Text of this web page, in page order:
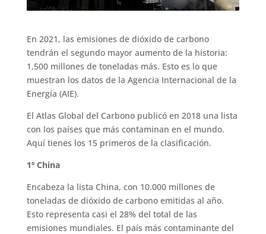
En 2021, las emisiones de dióxido de carbono
tendrán el segundo mayor aumento de la historia:
1,500 millones de toneladas más. Esto es lo que
muestran los datos de la Agencia Internacional de la
Energía (AIE).
El Atlas Global del Carbono publicó en 2018 una lista
con los países que más contaminan en el mundo.
Aquí tienes los 15 primeros de la clasificación.
1º China
Encabeza la lista China, con 10.000 millones de
toneladas de dióxido de carbono emitidas al año.
Esto representa casi el 28% del total de las
emisiones mundiales. El país más contaminante del